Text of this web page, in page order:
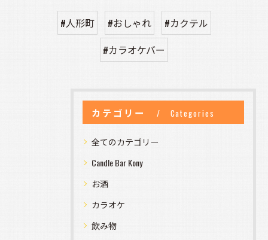
#人形町 #おしゃれ
#カクテル
#カラオケバー
カテゴリー Categories
全てのカテゴリー
Candle Bar Kony
お酒
カラオケ
飲み物